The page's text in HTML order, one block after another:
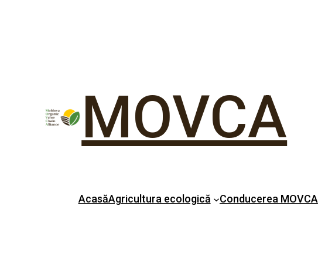
MOVCA
AcasăAgricultura ecologică Conducerea MOVCA